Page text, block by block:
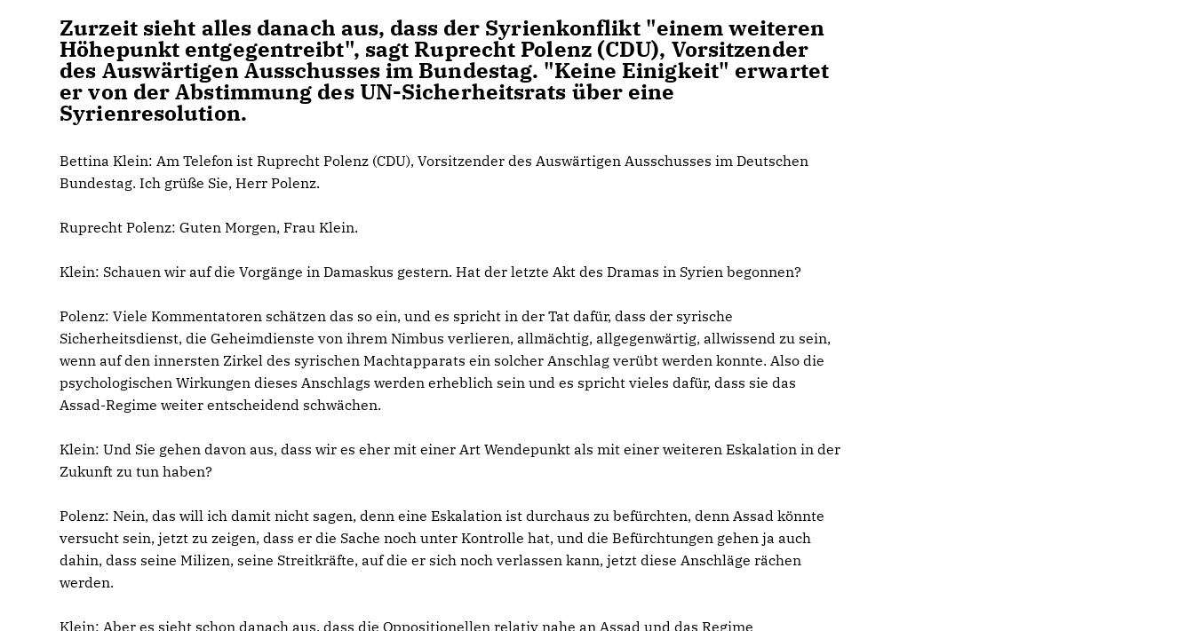
Zurzeit sieht alles danach aus, dass der Syrienkonflikt "einem weiteren
Höhepunkt entgegentreibt", sagt Ruprecht Polenz (CDU), Vorsitzender
des Auswärtigen Ausschusses im Bundestag. "Keine Einigkeit" erwartet
er von der Abstimmung des UN-Sicherheitsrats über eine
Syrienresolution.
Bettina Klein: Am Telefon ist Ruprecht Polenz (CDU), Vorsitzender des Auswärtigen Ausschusses im Deutschen
Bundestag. Ich grüße Sie, Herr Polenz.
Ruprecht Polenz: Guten Morgen, Frau Klein.
Klein: Schauen wir auf die Vorgänge in Damaskus gestern. Hat der letzte Akt des Dramas in Syrien begonnen?
Polenz: Viele Kommentatoren schätzen das so ein, und es spricht in der Tat dafür, dass der syrische
Sicherheitsdienst, die Geheimdienste von ihrem Nimbus verlieren, allmächtig, allgegenwärtig, allwissend zu sein,
wenn auf den innersten Zirkel des syrischen Machtapparats ein solcher Anschlag verübt werden konnte. Also die
psychologischen Wirkungen dieses Anschlags werden erheblich sein und es spricht vieles dafür, dass sie das
Assad-Regime weiter entscheidend schwächen.
Klein: Und Sie gehen davon aus, dass wir es eher mit einer Art Wendepunkt als mit einer weiteren Eskalation in der
Zukunft zu tun haben?
Polenz: Nein, das will ich damit nicht sagen, denn eine Eskalation ist durchaus zu befürchten, denn Assad könnte
versucht sein, jetzt zu zeigen, dass er die Sache noch unter Kontrolle hat, und die Befürchtungen gehen ja auch
dahin, dass seine Milizen, seine Streitkräfte, auf die er sich noch verlassen kann, jetzt diese Anschläge rächen
werden.
Klein: Aber es sieht schon danach aus, dass die Oppositionellen relativ nahe an Assad und das Regime